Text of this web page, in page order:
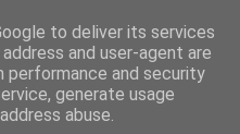
to deliver its services
and user-agent are
performance and security
generate usage
abuse.